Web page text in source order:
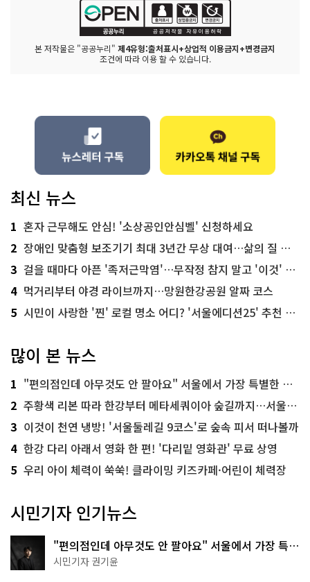
본 저작물은 "공공누리" 제4유형:출처표시+상업적 이용금지+변경금지
조건에 따라 이용 할 수 있습니다.
최신 뉴스
1 혼자 근무해도 안심! '소상공인안심벨' 신청하세요
2 장애인 맞춤형 보조기기 최대 3년간 무상 대여…삶의 질 높인다
3 걸을 때마다 아픈 '족저근막염'…무작정 참지 말고 '이것' 해보세요!
4 먹거리부터 야경 라이브까지…망원한강공원 알짜 코스
5 시민이 사랑한 '찐' 로컬 명소 어디? '서울에디션25' 추천 코스
많이 본 뉴스
1 "편의점인데 아무것도 안 팔아요" 서울에서 가장 특별한 편의점의 정체
2 주황색 리본 따라 한강부터 메타세쿼이아 숲길까지…서울둘레길 15코스
3 이것이 천연 냉방! '서울둘레길 9코스'로 숲속 피서 떠나볼까
4 한강 다리 아래서 영화 한 편! '다리밑 영화관' 무료 상영
5 우리 아이 체력이 쑥쑥! 클라이밍 키즈카페·어린이 체력장
시민기자 인기뉴스
"편의점인데 아무것도 안 팔아요" 서울에서 가장 특별
한 편의점의 정체
시민기자 권기윤